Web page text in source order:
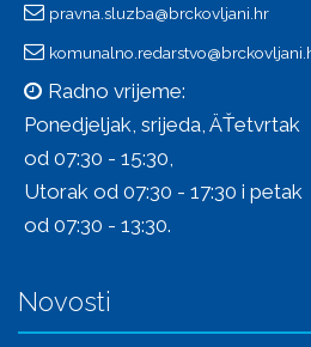
pravna.sluzba@brckovljani.hr
Radno vrijeme:
Ponedjeljak, srijeda, ÄŤetvrtak
od 07:30 - 15:30,
Utorak od 07:30 - 17:30 i petak
od 07:30 - 13:30.
Novosti